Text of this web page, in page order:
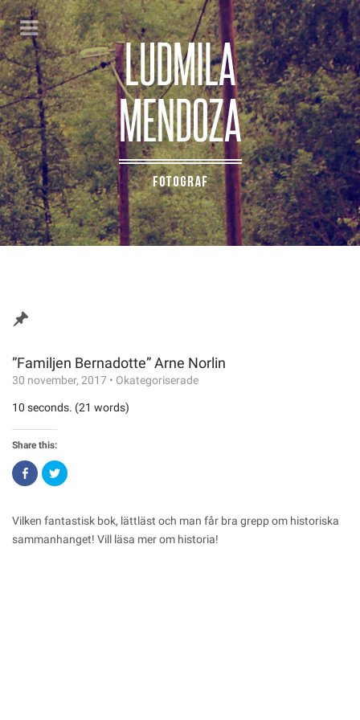
”Familjen Bernadotte” Arne Norlin
30 november, 2017 • Okategoriserade
10 seconds. (21 words)
Share this:
Click
to
share
(Opens
in
new
Click
to
(Opens
in
new
window)
Vilken fantastisk bok, lättläst och man får bra grepp om historiska
sammanhanget! Vill läsa mer om historia!